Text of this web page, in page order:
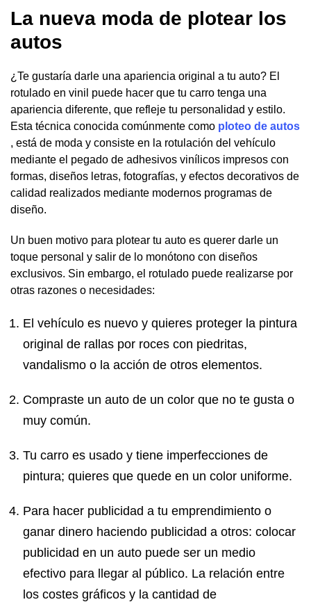
La nueva moda de plotear los
autos
¿Te gustaría darle una apariencia original a tu auto? El
rotulado en vinil puede hacer que tu carro tenga una
apariencia diferente, que refleje tu personalidad y estilo.
Esta técnica conocida comúnmente como ploteo de autos
, está de moda y consiste en la rotulación del vehículo
mediante el pegado de adhesivos vinílicos impresos con
formas, diseños letras, fotografías, y efectos decorativos de
calidad realizados mediante modernos programas de
diseño.
Un buen motivo para plotear tu auto es querer darle un
toque personal y salir de lo monótono con diseños
exclusivos. Sin embargo, el rotulado puede realizarse por
otras razones o necesidades:
El vehículo es nuevo y quieres proteger la pintura
original de rallas por roces con piedritas,
vandalismo o la acción de otros elementos.
Compraste un auto de un color que no te gusta o
muy común.
Tu carro es usado y tiene imperfecciones de
pintura; quieres que quede en un color uniforme.
Para hacer publicidad a tu emprendimiento o
ganar dinero haciendo publicidad a otros: colocar
publicidad en un auto puede ser un medio
efectivo para llegar al público. La relación entre
los costes gráficos y la cantidad de